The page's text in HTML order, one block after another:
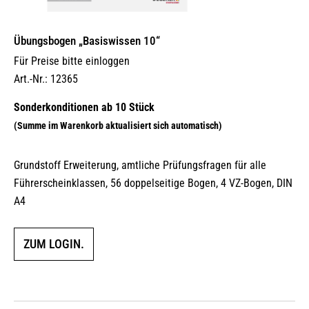
Übungsbogen „Basiswissen 10“
Für Preise bitte einloggen
Art.-Nr.: 12365
Grundstoff Erweiterung, amtliche Prüfungsfragen für alle
Führerscheinklassen, 56 doppelseitige Bogen, 4 VZ-Bogen, DIN
A4
ZUM LOGIN.